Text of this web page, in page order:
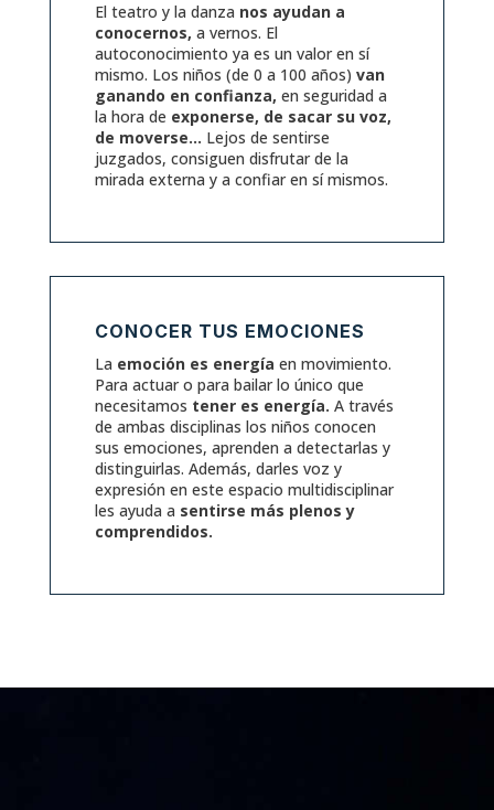
El teatro y la danza nos ayudan a
conocernos, a vernos. El
autoconocimiento ya es un valor en sí
mismo. Los niños (de 0 a 100 años) van
ganando en confianza, en seguridad a
la hora de exponerse, de sacar su voz,
de moverse… Lejos de sentirse
juzgados, consiguen disfrutar de la
mirada externa y a confiar en sí mismos.
CONOCER TUS EMOCIONES
La emoción es energía en movimiento.
Para actuar o para bailar lo único que
necesitamos tener es energía. A través
de ambas disciplinas los niños conocen
sus emociones, aprenden a detectarlas y
distinguirlas. Además, darles voz y
expresión en este espacio multidisciplinar
les ayuda a sentirse más plenos y
comprendidos.